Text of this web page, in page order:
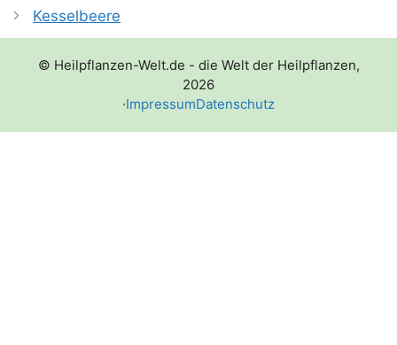
Kesselbeere
© Heilpflanzen-Welt.de - die Welt der Heilpflanzen,
2026
·ImpressumDatenschutz